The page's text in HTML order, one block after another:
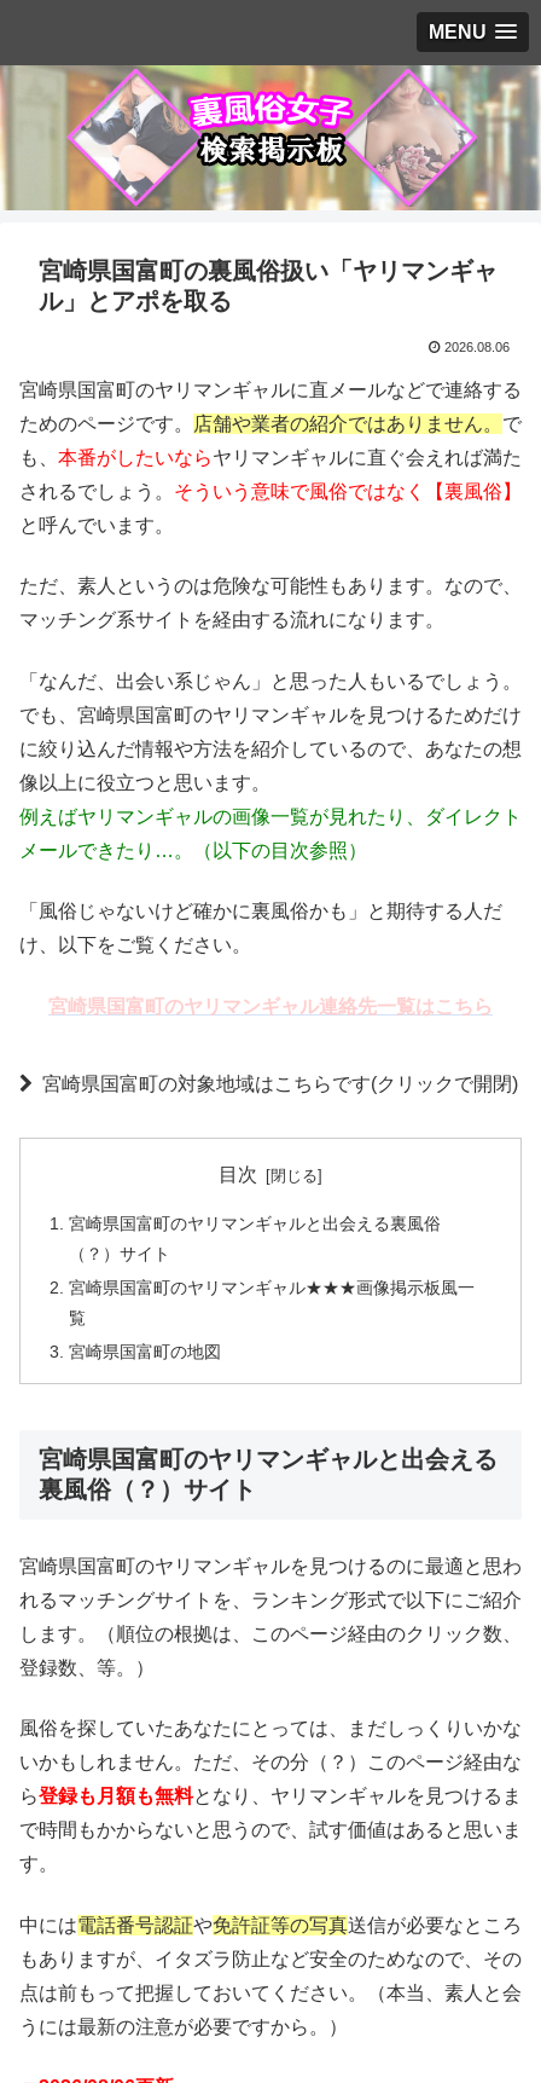
MENU
宮崎県国富町の裏風俗扱い「ヤリマンギャ
ル」とアポを取る
2026.08.06
宮崎県国富町のヤリマンギャルに直メールなどで連絡する
ためのページです。
店舗や業者の紹介ではありません。 で
も、 本番がしたいならヤリマンギャルに直ぐ会えれば満た
されるでしょう。 そういう意味で風俗ではなく【裏風俗】
と呼んでいます。
ただ、素人というのは危険な可能性もあります。なので、
マッチング系サイトを経由する流れになります。
「なんだ、出会い系じゃん」と思った人もいるでしょう。
でも、宮崎県国富町のヤリマンギャルを見つけるためだけ
に絞り込んだ情報や方法を紹介しているので、あなたの想
像以上に役立つと思います。
例えばヤリマンギャルの画像一覧が見れたり、ダイレクト
メールできたり…。（以下の目次参照）
「風俗じゃないけど確かに裏風俗かも」と期待する人だ
け、以下をご覧ください。
宮崎県国富町のヤリマンギャル連絡先一覧はこちら
宮崎県国富町の対象地域はこちらです(クリックで開閉)
目次
宮崎県国富町のヤリマンギャルと出会える裏風俗
（？）サイト
宮崎県国富町のヤリマンギャル★★★画像掲示板風一
覧
宮崎県国富町の地図
宮崎県国富町のヤリマンギャルと出会える
裏風俗（？）サイト
宮崎県国富町のヤリマンギャルを見つけるのに最適と思わ
れるマッチングサイトを、ランキング形式で以下にご紹介
します。（順位の根拠は、このページ経由のクリック数、
登録数、等。）
風俗を探していたあなたにとっては、まだしっくりいかな
いかもしれません。ただ、その分（？）このページ経由な
ら登録も月額も無料となり、ヤリマンギャルを見つけるま
で時間もかからないと思うので、試す価値はあると思いま
す。
中には電話番号認証や免許証等の写真送信が必要なところ
もありますが、イタズラ防止など安全のためなので、その
点は前もって把握しておいてください。（本当、素人と会
うには最新の注意が必要ですから。）